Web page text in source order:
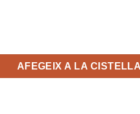
recanvis cinta correctora
AFEGEIX A LA CISTELLA